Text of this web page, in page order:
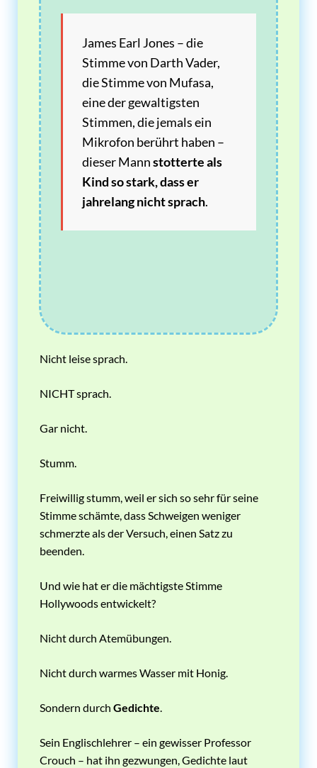
James Earl Jones – die
Stimme von Darth Vader,
die Stimme von Mufasa,
eine der gewaltigsten
Stimmen, die jemals ein
Mikrofon berührt haben –
dieser Mannstotterte als
Kind so stark, dass er
jahrelang nicht sprach.
Nicht leise sprach.
NICHT sprach.
Gar nicht.
Stumm.
Freiwillig stumm, weil er sich so sehr für seine
Stimme schämte, dass Schweigen weniger
schmerzte als der Versuch, einen Satz zu
beenden.
Und wie hat er die mächtigste Stimme
Hollywoods entwickelt?
Nicht durch Atemübungen.
Nicht durch warmes Wasser mit Honig.
Sondern durch Gedichte.
Sein Englischlehrer – ein gewisser Professor
Crouch – hat ihn gezwungen, Gedichte laut